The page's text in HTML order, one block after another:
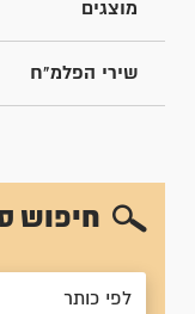
מוצגים
שירי הפלמ"ח
חיפוש